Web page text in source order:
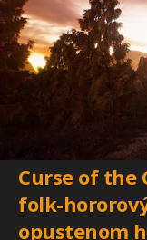
Curse of the
folk-
opustenom